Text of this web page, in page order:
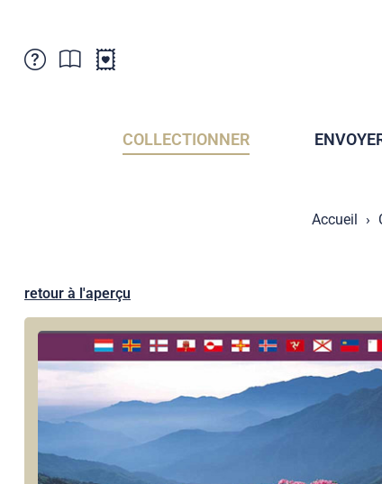
Points de vente
AbonnementCOLLECTIONNER
Accueil
retour à l'aperçu